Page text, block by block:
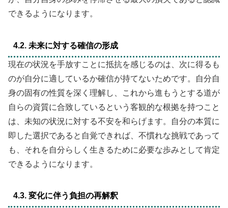
できるようになります。
4.2. 未来に対する確信の形成
現在の状況を手放すことに抵抗を感じるのは、次に得るも
のが自分に適しているか確信が持てないためです。自分自
身の固有の性質を深く理解し、これから進もうとする道が
自らの資質に合致しているという客観的な根拠を持つこと
は、未知の状況に対する不安を和らげます。自分の本質に
即した選択であると自覚できれば、不慣れな挑戦であって
も、それを自分らしく生きるために必要な歩みとして肯定
できるようになります。
4.3. 変化に伴う負担の再解釈